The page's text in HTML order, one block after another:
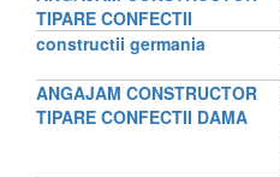
TIPARE CONFECTII
constructii germania
ANGAJAM CONSTRUCTOR
TIPARE CONFECTII DAMA